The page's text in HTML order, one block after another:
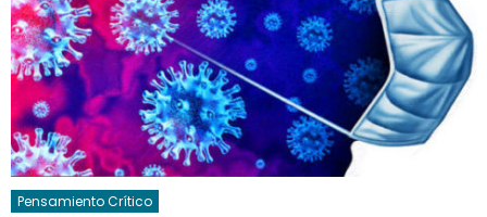
Pensamiento Crítico